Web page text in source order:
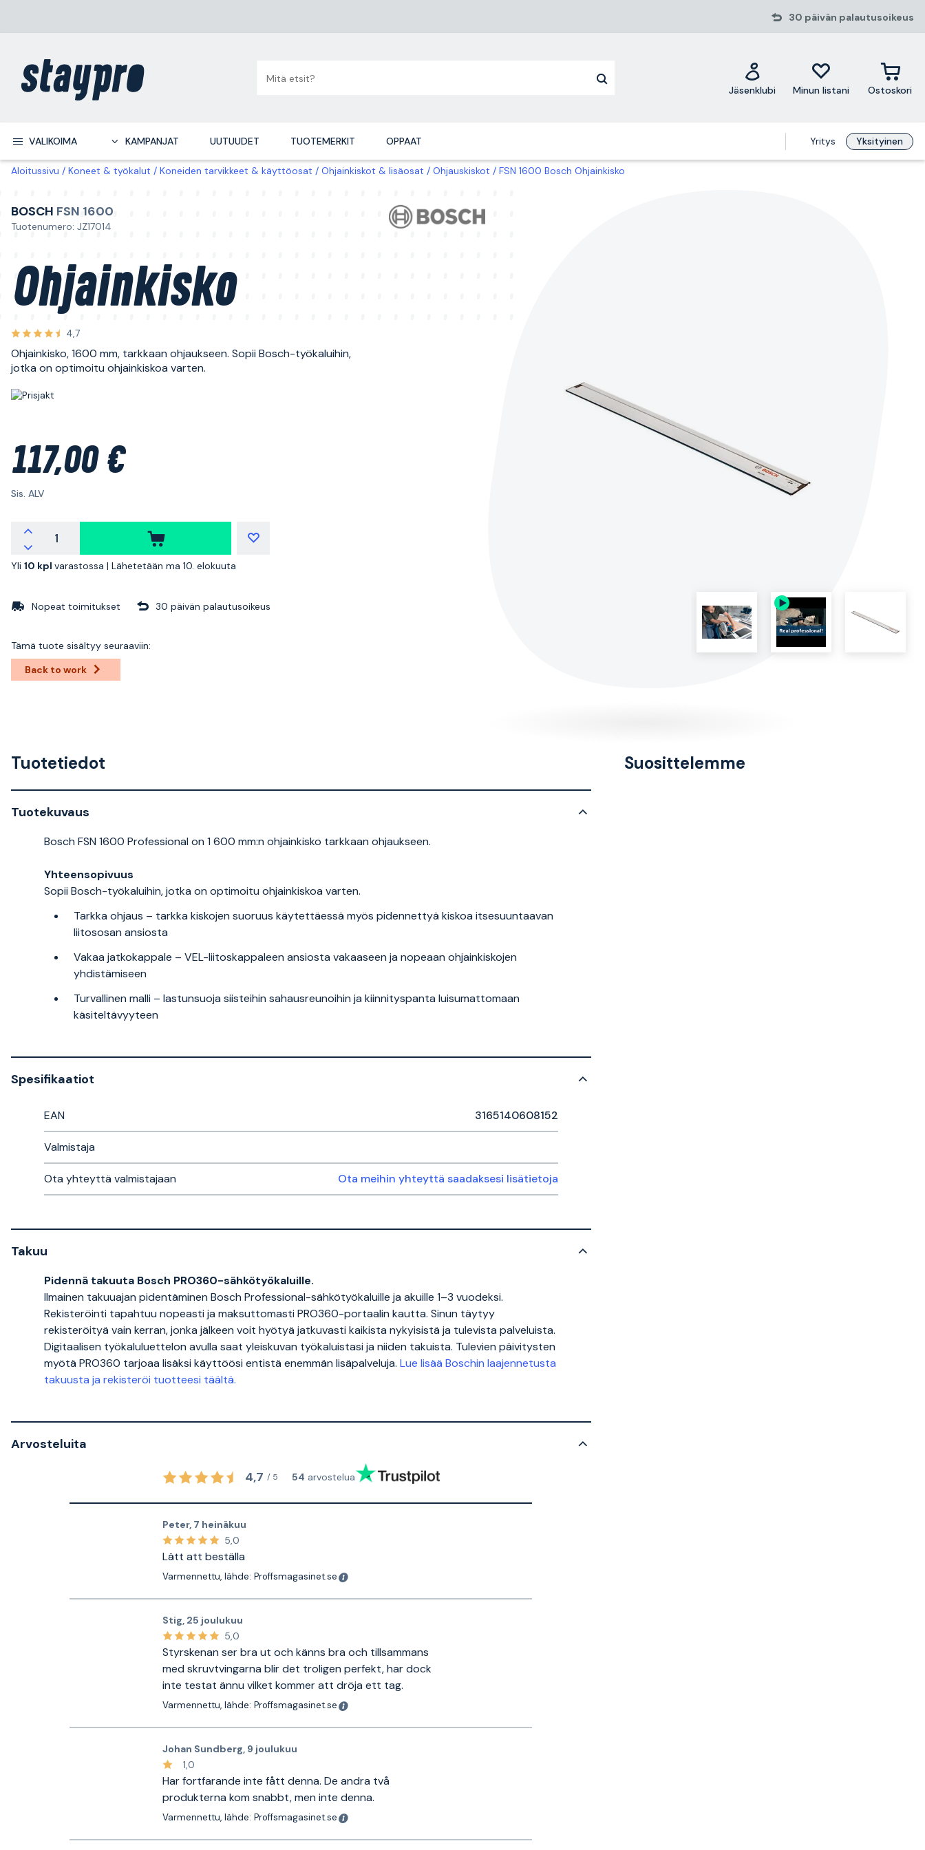
30 päivän palautusoikeus
Jäsenklubi Minun listani Ostoskori
VALIKOIMA KAMPANJAT UUTUUDET TUOTEMERKIT OPPAAT Yritys Yksityinen
Aloitussivu Koneet & työkalut Koneiden tarvikkeet & käyttöosat Ohjainkiskot & lisäosat Ohjauskiskot FSN 1600 Bosch Ohjainkisko
BOSCH FSN 1600
Tuotenumero: JZ17014
Ohjainkisko
4,7
Ohjainkisko, 1600 mm, tarkkaan ohjaukseen. Sopii Bosch-työkaluihin,
jotka on optimoitu ohjainkiskoa varten.
117,00 €
Sis. ALV
Yli 10 kpl varastossa | Lähetetään ma 10. elokuuta
Nopeat toimitukset 30 päivän palautusoikeus
Tämä tuote sisältyy seuraaviin:
Back to work
Tuotetiedot
Tuotekuvaus
Bosch FSN 1600 Professional on 1 600 mm:n ohjainkisko tarkkaan ohjaukseen.
Yhteensopivuus
Sopii Bosch-työkaluihin, jotka on optimoitu ohjainkiskoa varten.
Tarkka ohjaus – tarkka kiskojen suoruus käytettäessä myös pidennettyä kiskoa itsesuuntaavan
liitososan ansiosta
Vakaa jatkokappale – VEL-liitoskappaleen ansiosta vakaaseen ja nopeaan ohjainkiskojen
yhdistämiseen
Turvallinen malli – lastunsuoja siisteihin sahausreunoihin ja kiinnityspanta luisumattomaan
käsiteltävyyteen
Spesifikaatiot
EAN 3165140608152
Valmistaja
Ota yhteyttä valmistajaan Ota meihin yhteyttä saadaksesi lisätietoja
Takuu
Pidennä takuuta Bosch PRO360-sähkötyökaluille.
Ilmainen takuuajan pidentäminen Bosch Professional-sähkötyökaluille ja akuille 1–3 vuodeksi.
Rekisteröinti tapahtuu nopeasti ja maksuttomasti PRO360-portaalin kautta. Sinun täytyy
rekisteröityä vain kerran, jonka jälkeen voit hyötyä jatkuvasti kaikista nykyisistä ja tulevista palveluista.
Digitaalisen työkaluluettelon avulla saat yleiskuvan työkaluistasi ja niiden takuista. Tulevien päivitysten
myötä PRO360 tarjoaa lisäksi käyttöösi entistä enemmän lisäpalveluja. Lue lisää Boschin laajennetusta
takuusta ja rekisteröi tuotteesi täältä.
Arvosteluita
4,7 / 5 54 arvostelua
Peter, 7 heinäkuu
5,0
Lätt att beställa
Varmennettu, lähde: Proffsmagasinet.se
Stig, 25 joulukuu
5,0
Styrskenan ser bra ut och känns bra och tillsammans
med skruvtvingarna blir det troligen perfekt, har dock
inte testat ännu vilket kommer att dröja ett tag.
Varmennettu, lähde: Proffsmagasinet.se
Johan Sundberg, 9 joulukuu
1,0
Har fortfarande inte fått denna. De andra två
produkterna kom snabbt, men inte denna.
Varmennettu, lähde: Proffsmagasinet.se
Suosittelemme